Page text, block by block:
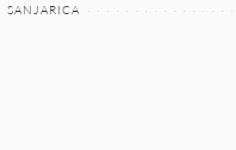
SANJARICA